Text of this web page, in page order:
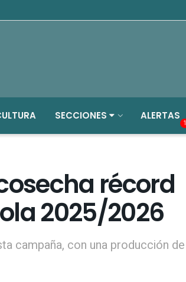
SECCIONES ALERTAS
1
récord
2025/2026
campaña, con una producción de